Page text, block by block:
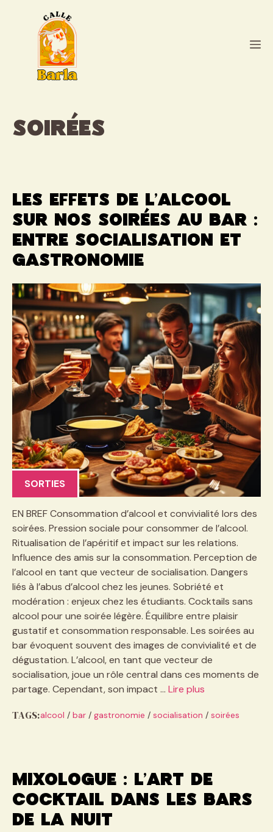
soirées
Les effets de l’alcool
sur nos soirées au bar :
entre socialisation et
gastronomie
SORTIES
EN BREF Consommation d’alcool et convivialité lors des
soirées. Pression sociale pour consommer de l’alcool.
Ritualisation de l’apéritif et impact sur les relations.
Influence des amis sur la consommation. Perception de
l’alcool en tant que vecteur de socialisation. Dangers
liés à l’abus d’alcool chez les jeunes. Sobriété et
modération : enjeux chez les étudiants. Cocktails sans
alcool pour une soirée légère. Équilibre entre plaisir
gustatif et consommation responsable. Les soirées au
bar évoquent souvent des images de convivialité et de
dégustation. L’alcool, en tant que vecteur de
socialisation, joue un rôle central dans ces moments de
partage. Cependant, son impact … Lire plus
TAGS:alcool / bar/ gastronomie / socialisation / soirées
Mixologue : l’art de
cocktail dans les bars
de la nuit